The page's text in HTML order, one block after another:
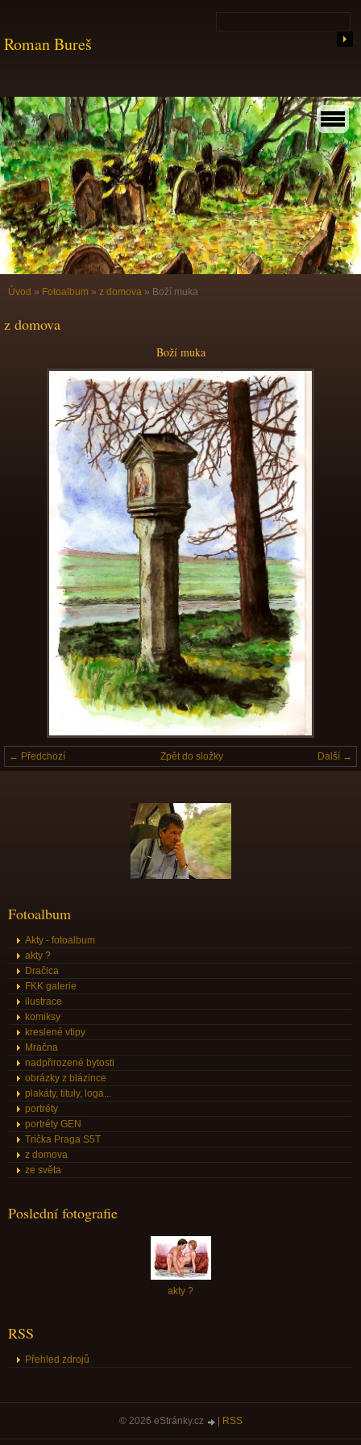
Roman Bureš
Úvod » Fotoalbum » z domova » Boží muka
z domova
Boží muka
← Předchozí Další →
Zpět do složky
Fotoalbum
Akty - fotoalbum
akty ?
Dračica
FKK galerie
ilustrace
komiksy
kreslené vtipy
Mračna
nadpřirozené bytosti
obrázky z blázince
plakáty, tituly, loga...
portréty
portréty GEN
Trička Praga S5T
z domova
ze světa
Poslední fotografie
akty ?
RSS
Přehled zdrojů
© 2026 eStránky.cz | RSS